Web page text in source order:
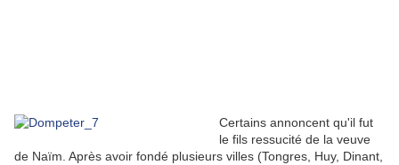
Certains annoncent qu'il fut
le fils ressucité de la veuve
de Naïm. Après avoir fondé plusieurs villes (Tongres, Huy, Dinant,